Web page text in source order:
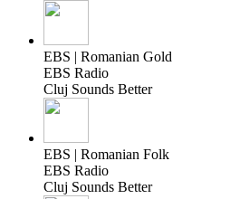
EBS | Romanian Gold
EBS Radio
Cluj Sounds Better
EBS | Romanian Folk
EBS Radio
Cluj Sounds Better